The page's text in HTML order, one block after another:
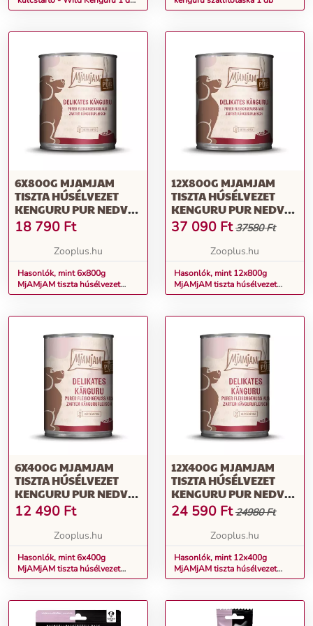
(Z029)
6X800G MJAMJAM
TISZTA HÚSÉLVEZET
KENGURU PUR NEDVES
KUTYATÁP
18 790 Ft
Zooplus.hu
Hasonlók, mint 6x800g
MjAMjAM tiszta húsélvezet
kenguru pur nedves kutyatáp
12X800G MJAMJAM
TISZTA HÚSÉLVEZET
KENGURU PUR NEDVES
KUTYATÁP
37 090 Ft 37580 Ft
Zooplus.hu
Hasonlók, mint 12x800g
MjAMjAM tiszta húsélvezet
kenguru pur nedves kutyatáp
6X400G MJAMJAM
TISZTA HÚSÉLVEZET
KENGURU PUR NEDVES
KUTYATÁP
12 490 Ft
Zooplus.hu
Hasonlók, mint 6x400g
MjAMjAM tiszta húsélvezet
kenguru pur nedves kutyatáp
12X400G MJAMJAM
TISZTA HÚSÉLVEZET
KENGURU PUR NEDVES
KUTYATÁP
24 590 Ft 24980 Ft
Zooplus.hu
Hasonlók, mint 12x400g
MjAMjAM tiszta húsélvezet
kenguru pur nedves kutyatáp